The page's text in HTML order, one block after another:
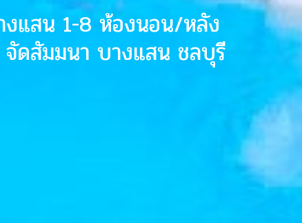
แสน 1-8 ห้องนอน/หลัง
ดสัมมนา บางแสน ชลบุรี